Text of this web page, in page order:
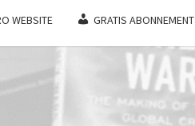
WEBSITE GRATIS ABONNEMENT